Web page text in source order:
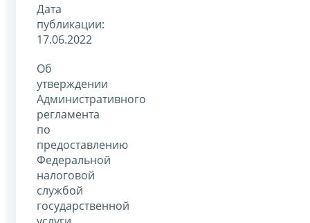
Дата
публикации:
17.06.2022
Об
утверждении
Административного
регламента
по
предоставлению
Федеральной
налоговой
службой
государственной